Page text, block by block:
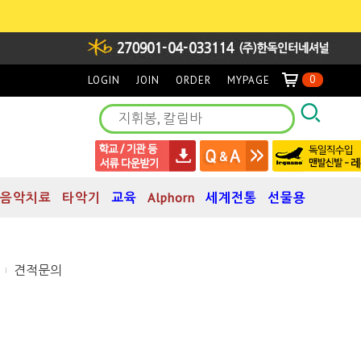
LOGIN JOIN ORDER MYPAGE 0
음악치료 타악기 교육 Alphorn 세계전통 선물용
견적문의